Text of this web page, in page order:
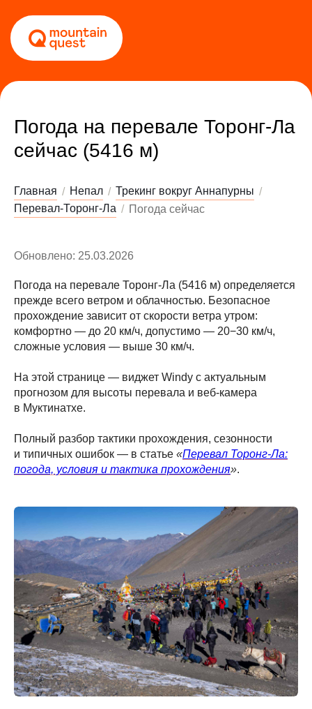
Погода на перевале Торонг-Ла
сейчас (5416 м)
Главная Непал
Трекинг вокруг Аннапурны
Перевал-Торонг-Ла
Погода сейчас
Обновлено: 25.03.2026
Погода на перевале Торонг-Ла (5416 м) определяется
прежде всего ветром и облачностью. Безопасное
прохождение зависит от скорости ветра утром:
комфортно — до 20 км/ч, допустимо — 20−30 км/ч,
сложные условия — выше 30 км/ч.
На этой странице — виджет Windy с актуальным
прогнозом для высоты перевала и веб-камера
в Муктинатхе.
Полный разбор тактики прохождения, сезонности
и типичных ошибок — в статье «Перевал Торонг-Ла:
погода, условия и тактика прохождения».